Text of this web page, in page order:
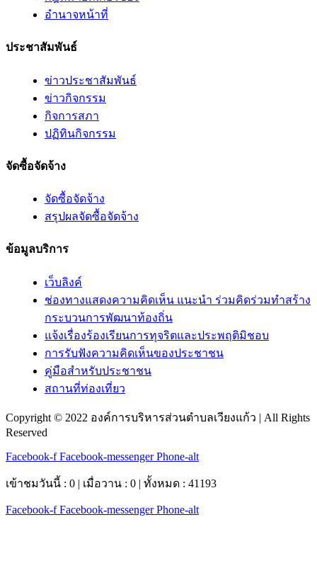
อํานาจหน้าที่
ประชาสัมพันธ์
ข่าวประชาสัมพันธ์
ข่าวกิจกรรม
กิจการสภา
ปฏิทินกิจกรรม
จัดซื้อจัดจ้าง
จัดซื้อจัดจ้าง
สรุปผลจัดซื้อจัดจ้าง
ข้อมูลบริการ
เว็บลิงค์
ช่องทางแสดงความคิดเห็น แนะนำ ร่วมคิดร่วมทำสร้าง
กระบวนการพัฒนาท้องถิ่น
แจ้งเรื่องร้องเรียนการทุจริตและประพฤติมิชอบ
การรับฟังความคิดเห็นของประชาชน
คู่มือสำหรับประชาชน
สถานที่ท่องเที่ยว
Copyright © 2022 องค์การบริหารส่วนตำบลเวียงแก้ว | All Rights
Reserved
Facebook-f Facebook-messenger Phone-alt
เข้าชมวันนี้ : 0 | เมื่อวาน : 0 | ทั้งหมด : 41193
Facebook-f Facebook-messenger Phone-alt